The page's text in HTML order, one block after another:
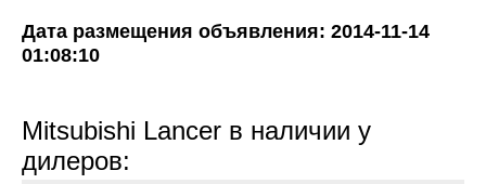
Дата размещения объявления: 2014-11-14
01:08:10
Mitsubishi Lancer в наличии у
дилеров: